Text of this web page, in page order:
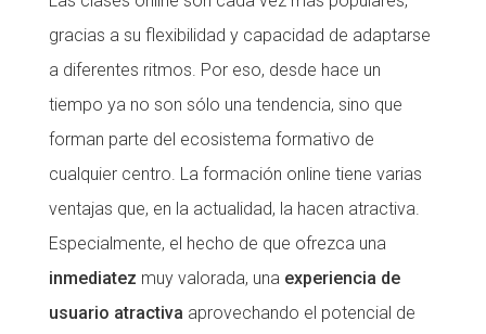
gracias a su flexibilidad y capacidad de adaptarse
a diferentes ritmos. Por eso, desde hace un
tiempo ya no son sólo una tendencia, sino que
forman parte del ecosistema formativo de
cualquier centro. La formación online tiene varias
ventajas que, en la actualidad, la hacen atractiva.
Especialmente, el hecho de que ofrezca una
inmediatez muy valorada, una experiencia de
usuario atractiva aprovechando el potencial de
CONEIX FUNDESPLAI
La Fundació
Missió i valors
Els comptes clars
Memòria d'activitats
Proposta educativa
CONEIX FUNDESPLAI
La Fundació
Missió i valors
Els comptes clars
Memòria d'activitats
Proposta educativa